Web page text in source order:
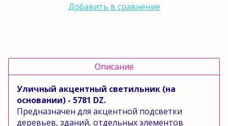
Добавить в сравнение
Описание
Уличный акцентный светильник (на
основании) - 5781 DZ.
Предназначен для акцентной подсветки
деревьев, зданий, отдельных элементов